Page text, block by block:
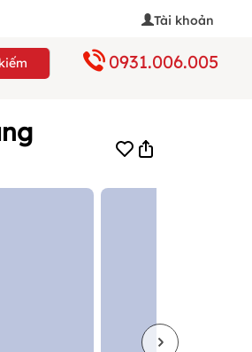
Tài khoản
0931.006.005